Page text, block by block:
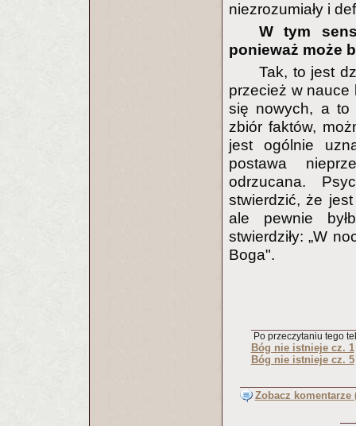
niezrozumiały i
W tym
ponieważ może
Tak, to jest
przecież w
się nowych, a to
zbiór faktów,
jest ogólnie
postawa
odrzucana.
stwierdzić, że
ale pewnie
stwierdziły: „W
Boga".
Po przeczytaniu tego
Bóg nie istnieje cz. 1
Bóg nie istnieje cz. 5
Zobacz komentarze